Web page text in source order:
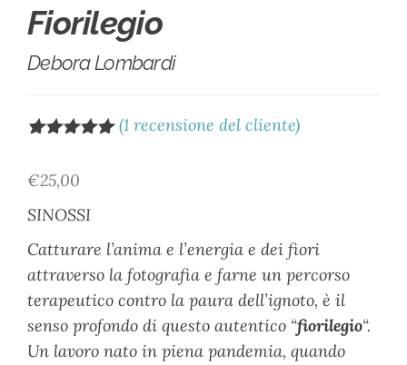
Fiorilegio
Debora Lombardi
su base
recensioni
(1 recensione del cliente)
€25,00
SINOSSI
Catturare l’anima e l’energia e dei fiori
attraverso la fotografia e farne un percorso
terapeutico contro la paura dell’ignoto, è il
senso profondo di questo autentico “fiorilegio“.
Un lavoro nato in piena pandemia, quando